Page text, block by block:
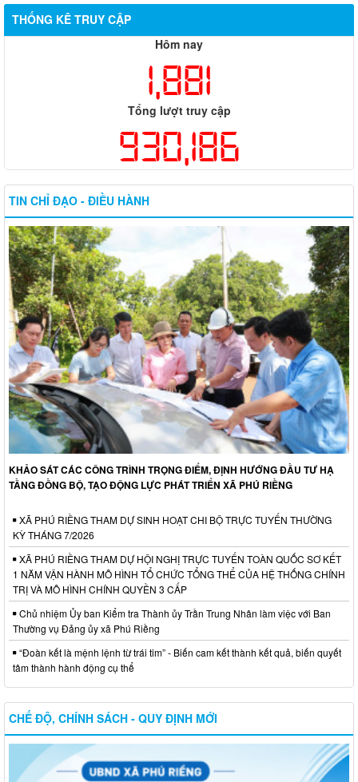
THỐNG KÊ TRUY CẬP
Hôm nay
1,881
Tổng lượt truy cập
930,186
TIN CHỈ ĐẠO - ĐIỀU HÀNH
KHẢO SÁT CÁC CÔNG TRÌNH TRỌNG ĐIỂM, ĐỊNH HƯỚNG ĐẦU TƯ HẠ
TẦNG ĐỒNG BỘ, TẠO ĐỘNG LỰC PHÁT TRIỂN XÃ PHÚ RIỀNG
XÃ PHÚ RIỀNG THAM DỰ SINH HOẠT CHI BỘ TRỰC TUYẾN THƯỜNG
KỲ THÁNG 7/2026
XÃ PHÚ RIỀNG THAM DỰ HỘI NGHỊ TRỰC TUYẾN TOÀN QUỐC SƠ KẾT
1 NĂM VẬN HÀNH MÔ HÌNH TỔ CHỨC TỔNG THỂ CỦA HỆ THỐNG CHÍNH
TRỊ VÀ MÔ HÌNH CHÍNH QUYỀN 3 CẤP
Chủ nhiệm Ủy ban Kiểm tra Thành ủy Trần Trung Nhân làm việc với Ban
Thường vụ Đảng ủy xã Phú Riềng
“Đoàn kết là mệnh lệnh từ trái tim” - Biến cam kết thành kết quả, biến quyết
tâm thành hành động cụ thể
CHẾ ĐỘ, CHÍNH SÁCH - QUY ĐỊNH MỚI